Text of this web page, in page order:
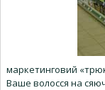
маркетинговий
Ваше волосся на